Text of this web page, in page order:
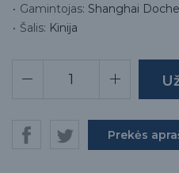
Gamintojas: Shanghai
Šalis: Kinija
Prekės